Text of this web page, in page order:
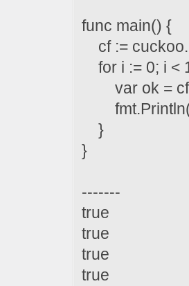
func main() {
cf :=
for i := 0; i <
var ok =
}
}
-------
true
true
true
true